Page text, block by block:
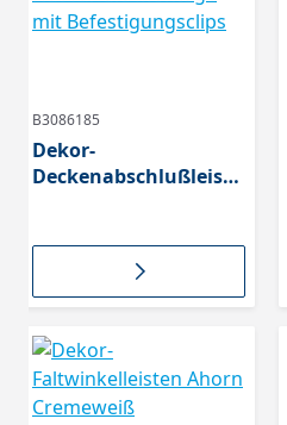
B3086185
Dekor-
Deckenabschlußleiste
Montage mit
Befestigungsclips